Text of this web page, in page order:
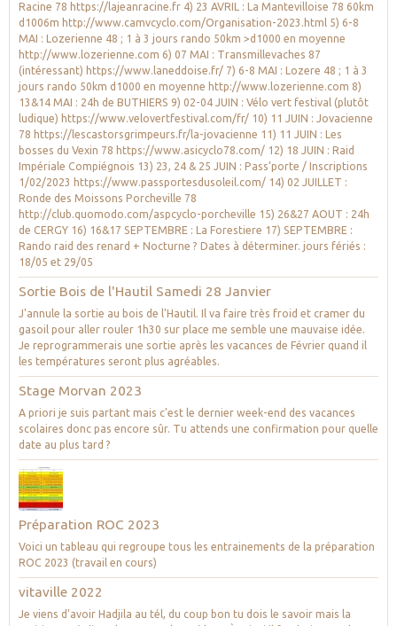
Racine 78 https://lajeanracine.fr 4) 23 AVRIL : La Mantevilloise 78 60km
d1006m http://www.camvcyclo.com/Organisation-2023.html 5) 6-8
MAI : Lozerienne 48 ; 1 à 3 jours rando 50km >d1000 en moyenne
http://www.lozerienne.com 6) 07 MAI : Transmillevaches 87
(intéressant) https://www.laneddoise.fr/ 7) 6-8 MAI : Lozere 48 ; 1 à 3
jours rando 50km d1000 en moyenne http://www.lozerienne.com 8)
13&14 MAI : 24h de BUTHIERS 9) 02-04 JUIN : Vélo vert festival (plutôt
ludique) https://www.velovertfestival.com/fr/ 10) 11 JUIN : Jovacienne
78 https://lescastorsgrimpeurs.fr/la-jovacienne 11) 11 JUIN : Les
bosses du Vexin 78 https://www.asicyclo78.com/ 12) 18 JUIN : Raid
Impériale Compiégnois 13) 23, 24 & 25 JUIN : Pass’porte / Inscriptions
1/02/2023 https://www.passportesdusoleil.com/ 14) 02 JUILLET :
Ronde des Moissons Porcheville 78
http://club.quomodo.com/aspcyclo-porcheville 15) 26&27 AOUT : 24h
de CERGY 16) 16&17 SEPTEMBRE : La Forestiere 17) SEPTEMBRE :
Rando raid des renard + Nocturne ? Dates à déterminer. jours fériés :
18/05 et 29/05
Sortie Bois de l'Hautil Samedi 28 Janvier
J'annule la sortie au bois de l'Hautil. Il va faire très froid et cramer du
gasoil pour aller rouler 1h30 sur place me semble une mauvaise idée.
Je reprogrammerais une sortie après les vacances de Février quand il
les températures seront plus agréables.
Stage Morvan 2023
A priori je suis partant mais c'est le dernier week-end des vacances
scolaires donc pas encore sûr. Tu attends une confirmation pour quelle
date au plus tard ?
Préparation ROC 2023
Voici un tableau qui regroupe tous les entrainements de la préparation
ROC 2023 (travail en cours)
vitaville 2022
Je viens d'avoir Hadjila au tél, du coup bon tu dois le savoir mais la